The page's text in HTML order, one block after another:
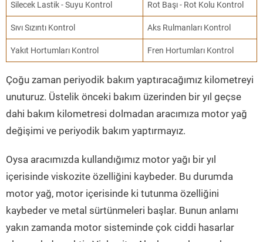
Silecek Lastik - Suyu Kontrol Rot Başı - Rot Kolu Kontrol
Sıvı Sızıntı Kontrol Aks Rulmanları Kontrol
Yakıt Hortumları Kontrol Fren Hortumları Kontrol
Çoğu zaman periyodik bakım yaptıracağımız kilometreyi
unuturuz. Üstelik önceki bakım üzerinden bir yıl geçse
dahi bakım kilometresi dolmadan aracımıza motor yağ
değişimi ve periyodik bakım yaptırmayız.
Oysa aracımızda kullandığımız motor yağı bir yıl
içerisinde viskozite özelliğini kaybeder. Bu durumda
motor yağ, motor içerisinde ki tutunma özelliğini
kaybeder ve metal sürtünmeleri başlar. Bunun anlamı
yakın zamanda motor sisteminde çok ciddi hasarlar